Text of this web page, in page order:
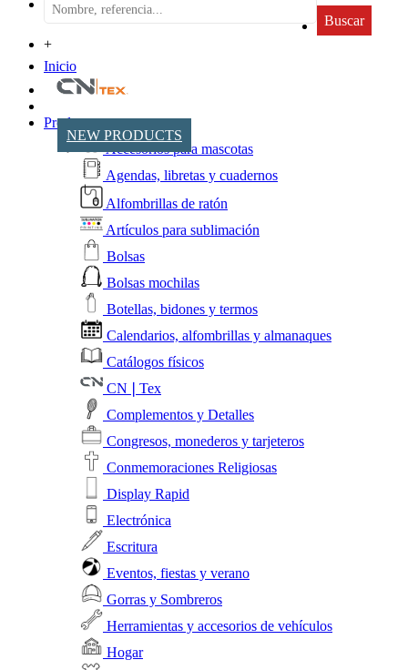
Buscar
+
Inicio
NEW PRODUCTS
Productos
Accesorios para mascotas
Agendas, libretas y cuadernos
Alfombrillas de ratón
Artículos para sublimación
Bolsas
Bolsas mochilas
Botellas, bidones y termos
Calendarios, alfombrillas y almanaques
Catálogos físicos
CN❘Tex
Complementos y Detalles
Congresos, monederos y tarjeteros
Conmemoraciones Religiosas
Display Rapid
Electrónica
Escritura
Eventos, fiestas y verano
Gorras y Sombreros
Herramientas y accesorios de vehículos
Hogar